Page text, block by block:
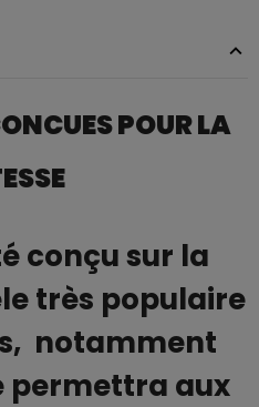
POUR LA
conçu sur la
très populaire
notamment
permettra aux